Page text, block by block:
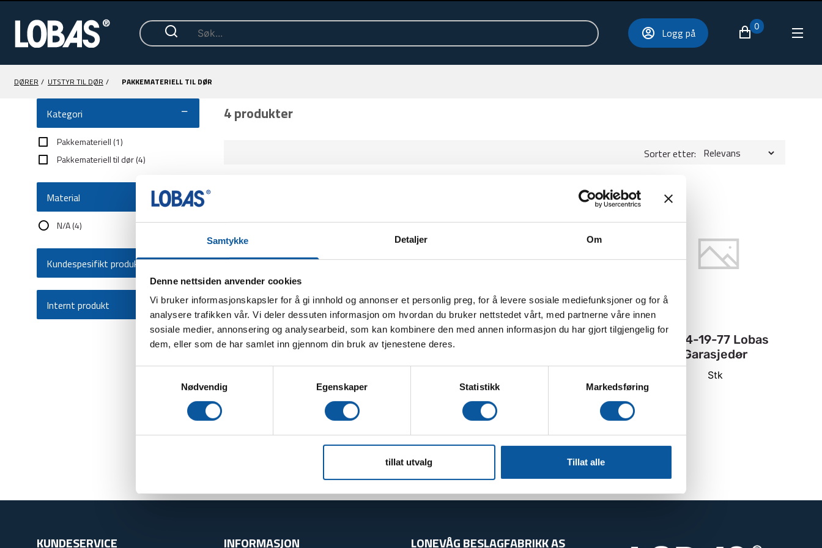
Samtykke Detaljer Om
Denne nettsiden anvender cookies
Vi bruker informasjonskapsler for å gi innhold og annonser et personlig preg, for å levere sosiale mediefunksjoner og for å
analysere trafikken vår. Vi deler dessuten informasjon om hvordan du bruker nettstedet vårt, med partnerne våre innen
sosiale medier, annonsering og analysearbeid, som kan kombinere den med annen informasjon du har gjort tilgjengelig for
dem, eller som de har samlet inn gjennom din bruk av tjenestene deres.
Nødvendig
Egenskaper Statistikk Markedsføring
tillat utvalg Tillat alle
Logg på 0
DØRER / UTSTYR TIL DØR / PAKKEMATERIELL TIL DØR
Kategori
Pakkemateriell (1)
Pakkemateriell til dør(4)
Material
N/A(4)
Kundespesifikt produkt
Internt produkt
4 produkter
Sorter etter:
Strekkfilm 500mm,
23my, 76mm
kjerne
Etikett Thermo
kjerne
Bobleplast små 2
(87468)
GA-4-19-77 Lobas
Garasjedør
Stk
KUNDESERVICE INFORMASJON LONEVÅG BESLAGFABRIKK AS